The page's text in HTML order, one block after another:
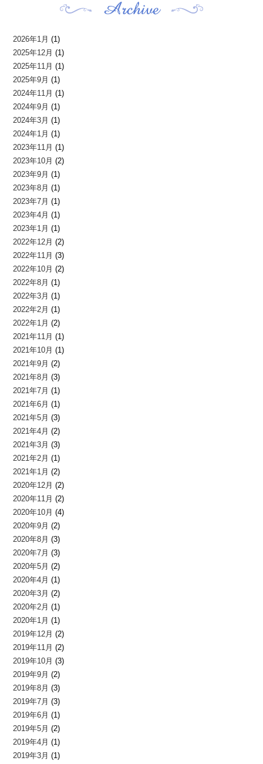
2026年1月 (1)
2025年12月 (1)
2025年11月 (1)
2025年9月 (1)
2024年11月 (1)
2024年9月 (1)
2024年3月 (1)
2024年1月 (1)
2023年11月 (1)
2023年10月 (2)
2023年9月 (1)
2023年8月 (1)
2023年7月 (1)
2023年4月 (1)
2023年1月 (1)
2022年12月 (2)
2022年11月 (3)
2022年10月 (2)
2022年8月 (1)
2022年3月 (1)
2022年2月 (1)
2022年1月 (2)
2021年11月 (1)
2021年10月 (1)
2021年9月 (2)
2021年8月 (3)
2021年7月 (1)
2021年6月 (1)
2021年5月 (3)
2021年4月 (2)
2021年3月 (3)
2021年2月 (1)
2021年1月 (2)
2020年12月 (2)
2020年11月 (2)
2020年10月 (4)
2020年9月 (2)
2020年8月 (3)
2020年7月 (3)
2020年5月 (2)
2020年4月 (1)
2020年3月 (2)
2020年2月 (1)
2020年1月 (1)
2019年12月 (2)
2019年11月 (2)
2019年10月 (3)
2019年9月 (2)
2019年8月 (3)
2019年7月 (3)
2019年6月 (1)
2019年5月 (2)
2019年4月 (1)
2019年3月 (1)